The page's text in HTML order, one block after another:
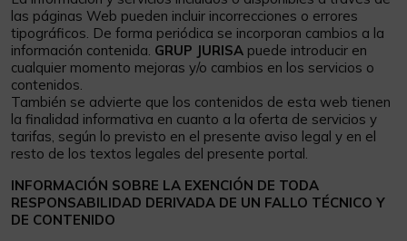
las páginas Web pueden incluir incorrecciones o errores
tipográficos. De forma periódica se incorporan cambios a la
información contenida. GRUP JURISA puede introducir en
cualquier momento mejoras y/o cambios en los servicios o
contenidos.
También se advierte que los contenidos de esta web tienen
la finalidad informativa en cuanto a la oferta de servicios y
tarifas, según lo previsto en el presente aviso legal y en el
resto de los textos legales del presente portal.
INFORMACIÓN SOBRE LA EXENCIÓN DE TODA
RESPONSABILIDAD DERIVADA DE UN FALLO TÉCNICO Y
DE CONTENIDO